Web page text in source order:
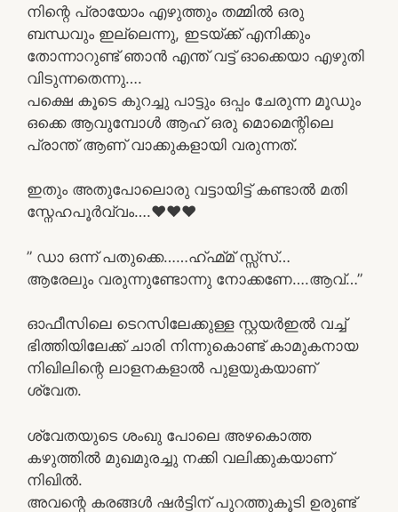
നിന്റെ പ്രായോം എഴുത്തും തമ്മിൽ ഒരു
ബന്ധവും ഇല്ലെന്നു, ഇടയ്ക്ക് എനിക്കും
തോന്നാറുണ്ട് ഞാൻ എന്ത് വട്ട് ഓക്കെയാ എഴുതി
വിടുന്നതെന്നു….
പക്ഷെ കൂടെ കുറച്ചു പാട്ടും ഒപ്പം ചേരുന്ന മൂഡും
ഒക്കെ ആവുമ്പോൾ ആഹ് ഒരു മൊമെന്റിലെ
പ്രാന്ത് ആണ് വാക്കുകളായി വരുന്നത്.
ഇതും അതുപോലൊരു വട്ടായിട്ട് കണ്ടാൽ മതി
സ്നേഹപൂർവ്വം….❤❤❤
” ഡാ ഒന്ന് പതുക്കെ……ഹ്ഹ്മ്മ് സ്സ്സ്…
ആരേലും വരുന്നുണ്ടോന്നു നോക്കണേ….ആവ്…”
ഓഫീസിലെ ടെറസിലേക്കുള്ള സ്റ്റയർഇൽ വച്ച്
ഭിത്തിയിലേക്ക് ചാരി നിന്നുകൊണ്ട് കാമുകനായ
നിഖിലിന്റെ ലാളനകളാൽ പുളയുകയാണ്
ശ്വേത.
ശ്വേതയുടെ ശംഖു പോലെ അഴകൊത്ത
കഴുത്തിൽ മുഖമുരച്ചു നക്കി വലിക്കുകയാണ്
നിഖിൽ.
അവന്റെ കരങ്ങൾ ഷർട്ടിന് പുറത്തുകൂടി ഉരുണ്ട്